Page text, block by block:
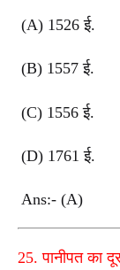
(A) 1526 ई.
(B) 1557 ई.
(C) 1556 ई.
(D) 1761 ई.
Ans:- (A)
25. पानीपत का